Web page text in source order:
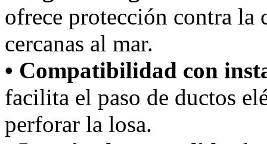
ofrece protección contra la
cercanas al mar.
• Compatibilidad con
facilita el paso de ductos
perforar la losa.